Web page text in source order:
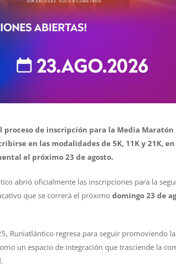
de inscripción para la Media Maratón
en las modalidades de 5K, 11K y 21K,
el próximo 23 de agosto.
abrió oficialmente las inscripciones para la
que se correrá el próximodomingo 23 de
Runiatlántico regresa para seguir promoviendo
un espacio de integración que trasciende la